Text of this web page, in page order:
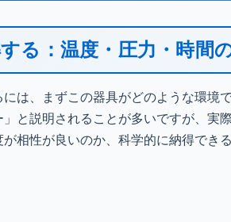
る：温度・圧力・時間
は、まずこの器具がどのような環境
と説明されることが多いですが、実
相性が良いのか、科学的に納得でき